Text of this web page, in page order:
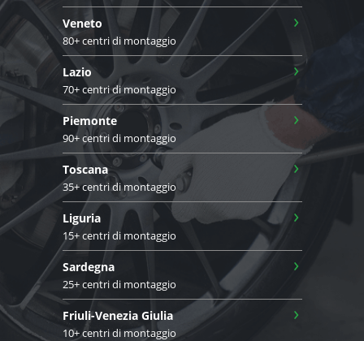
Veneto
80+ centri di montaggio
›
Lazio
70+ centri di montaggio
›
Piemonte
90+ centri di montaggio
›
Toscana
35+ centri di montaggio
›
Liguria
15+ centri di montaggio
›
Sardegna
25+ centri di montaggio
›
Friuli-Venezia Giulia
10+ centri di montaggio
›